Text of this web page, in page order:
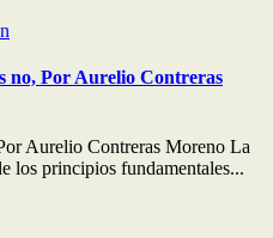
Por Aurelio Contreras
Aurelio Contreras Moreno La
los principios fundamentales...